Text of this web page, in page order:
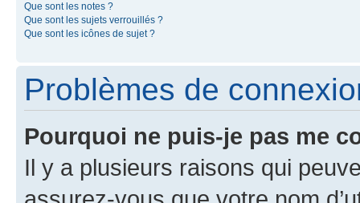
Que sont les notes ?
Que sont les sujets verrouillés ?
Que sont les icônes de sujet ?
Problèmes de
Pourquoi ne puis-je pas me
Il y a plusieurs raisons qui